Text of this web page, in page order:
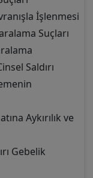
İşlenmesi
Suçları
Saldırı
Aykırılık ve
Gebelik